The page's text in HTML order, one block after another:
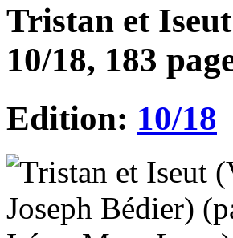
Tristan et
10/18, 183
Edition: 10/18